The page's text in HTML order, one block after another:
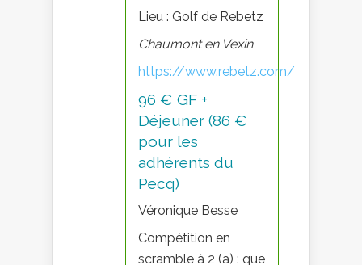
Lieu : Golf de Rebetz
Chaumont en Vexin
https://www.rebetz.com/
96 € GF +
Déjeuner (86 €
pour les
adhérents du
Pecq)
Véronique Besse
Compétition en
scramble à 2 (a) : que